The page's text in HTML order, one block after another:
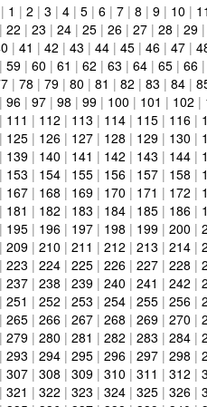
1 | 2 | 3 | 4| 5| 6| 7| 8 | 9| 10 | 11
| 22 | 23 | 24| 25| 26| 27| 28 | 29|
| 41 | 42 | 43 | 44| 45| 46| 47|
| 59| 60 | 61 | 62 | 63 | 64| 65| 66|
| 78 | 79| 80 | 81 | 82 | 83 | 84|
96| 97| 98 | 99| 100 | 101 | 102 |
| 111 | 112 | 113 | 114| 115| 116|
125| 126| 127| 128 | 129| 130 |
| 139| 140 | 141 | 142 | 143 | 144|
| 153 | 154| 155| 156| 157| 158 |
167| 168 | 169| 170 | 171 | 172 |
| 181 | 182 | 183 | 184| 185| 186|
195| 196| 197| 198 | 199| 200 |
| 209| 210 | 211 | 212 | 213 | 214|
| 223 | 224| 225| 226| 227| 228 |
237| 238 | 239| 240 | 241 | 242 |
| 251 | 252 | 253 | 254| 255| 256|
265| 266| 267| 268 | 269| 270 |
| 279| 280 | 281 | 282 | 283 | 284|
| 293 | 294| 295| 296| 297| 298 |
307| 308 | 309| 310 | 311 | 312 |
| 321 | 322 | 323 | 324| 325| 326|